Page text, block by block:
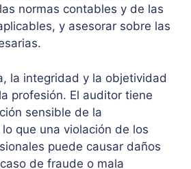
normas contables y de las
y asesorar sobre las
la integridad y la objetividad
profesión. El auditor tiene
sensible de la
que una violación de los
puede causar daños
de fraude o mala